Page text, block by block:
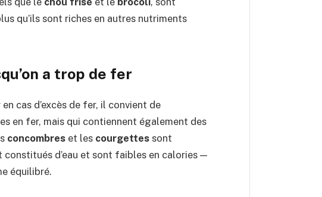
qu’ils sont riches en autres nutriments
a trop de fer
cas d’excès de fer, il convient de
en fer, mais qui contiennent également des
concombres et les courgettes sont
d’eau et sont faibles en calories —
équilibré.